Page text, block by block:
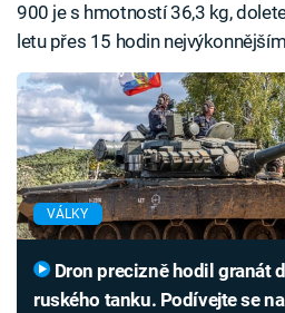
900 je s hmotností 36,3 kg,
letu přes 15 hodin
VÁLKY
ruského tanku. Podívejte se